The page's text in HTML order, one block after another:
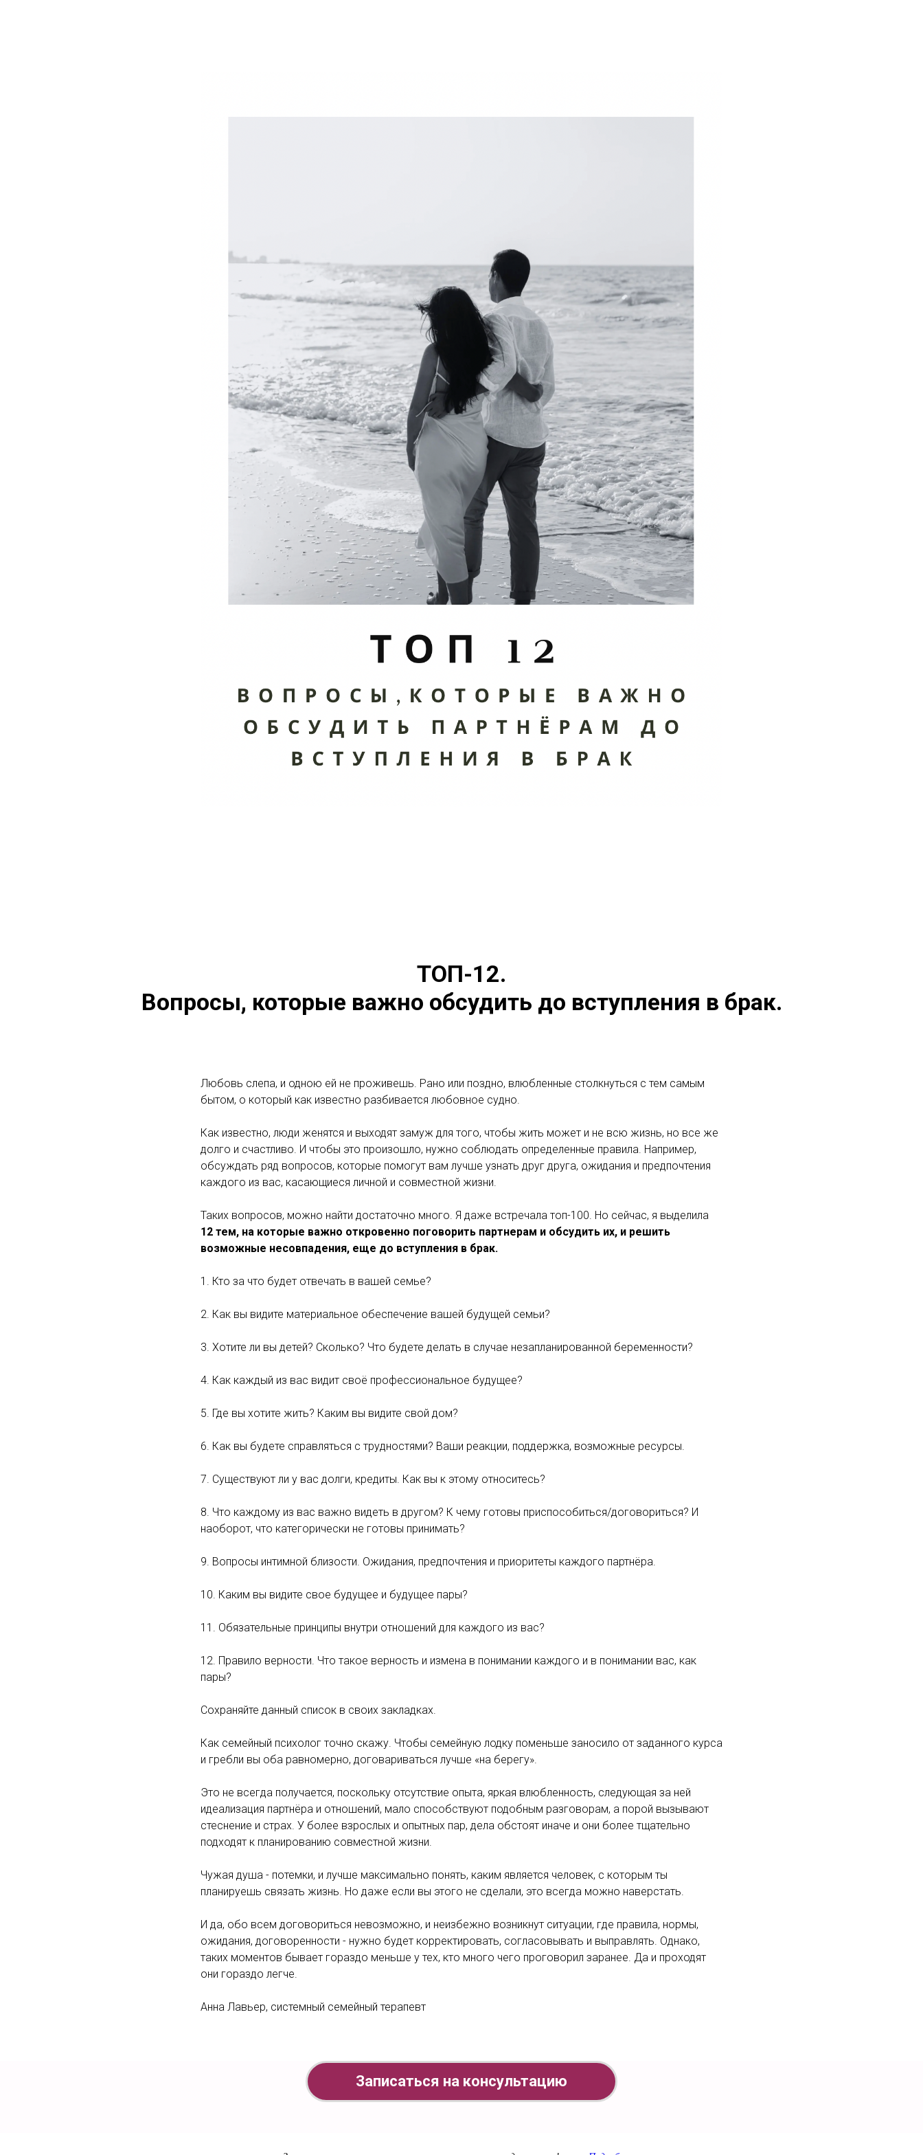
ТОП-12.
Вопросы, которые важно обсудить до вступления в брак.
Любовь слепа, и одною ей не проживешь. Рано или поздно, влюбленные столкнуться с тем самым
бытом, о который как известно разбивается любовное судно.
Как известно, люди женятся и выходят замуж для того, чтобы жить может и не всю жизнь, но все же
долго и счастливо. И чтобы это произошло, нужно соблюдать определенные правила. Например,
обсуждать ряд вопросов, которые помогут вам лучше узнать друг друга, ожидания и предпочтения
каждого из вас, касающиеся личной и совместной жизни.
Таких вопросов, можно найти достаточно много. Я даже встречала топ-100. Но сейчас, я выделила
12 тем, на которые важно откровенно поговорить партнерам и обсудить их, и решить
возможные несовпадения, еще до вступления в брак.
1. Кто за что будет отвечать в вашей семье?
2. Как вы видите материальное обеспечение вашей будущей семьи?
3. Хотите ли вы детей? Сколько? Что будете делать в случае незапланированной беременности?
4. Как каждый из вас видит своё профессиональное будущее?
5. Где вы хотите жить? Каким вы видите свой дом?
6. Как вы будете справляться с трудностями? Ваши реакции, поддержка, возможные ресурсы.
7. Существуют ли у вас долги, кредиты. Как вы к этому относитесь?
8. Что каждому из вас важно видеть в другом? К чему готовы приспособиться/договориться? И
наоборот, что категорически не готовы принимать?
9. Вопросы интимной близости. Ожидания, предпочтения и приоритеты каждого партнёра.
10. Каким вы видите свое будущее и будущее пары?
11. Обязательные принципы внутри отношений для каждого из вас?
12. Правило верности. Что такое верность и измена в понимании каждого и в понимании вас, как
пары?
Сохраняйте данный список в своих закладках.
Как семейный психолог точно скажу. Чтобы семейную лодку поменьше заносило от заданного курса
и гребли вы оба равномерно, договариваться лучше «на берегу».
Это не всегда получается, поскольку отсутствие опыта, яркая влюбленность, следующая за ней
идеализация партнёра и отношений, мало способствуют подобным разговорам, а порой вызывают
стеснение и страх. У более взрослых и опытных пар, дела обстоят иначе и они более тщательно
подходят к планированию совместной жизни.
Чужая душа - потемки, и лучше максимально понять, каким является человек, с которым ты
планируешь связать жизнь. Но даже если вы этого не сделали, это всегда можно наверстать.
И да, обо всем договориться невозможно, и неизбежно возникнут ситуации, где правила, нормы,
ожидания, договоренности - нужно будет корректировать, согласовывать и выправлять. Однако,
таких моментов бывает гораздо меньше у тех, кто много чего проговорил заранее. Да и проходят
они гораздо легче.
Анна Лавьер, системный семейный терапевт
Записаться на консультацию